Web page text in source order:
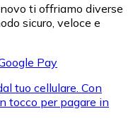
ti offriamo diverse
sicuro, veloce e
Pay
tuo cellulare. Con
tocco per pagare in